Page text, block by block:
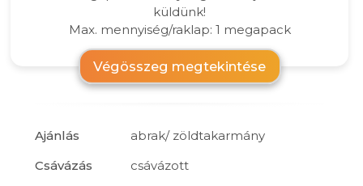
küldünk!
Max. mennyiség/raklap: 1 megapack
Végösszeg megtekintése
Ajánlás
abrak/ zöldtakarmány
Csávázás
csávázott